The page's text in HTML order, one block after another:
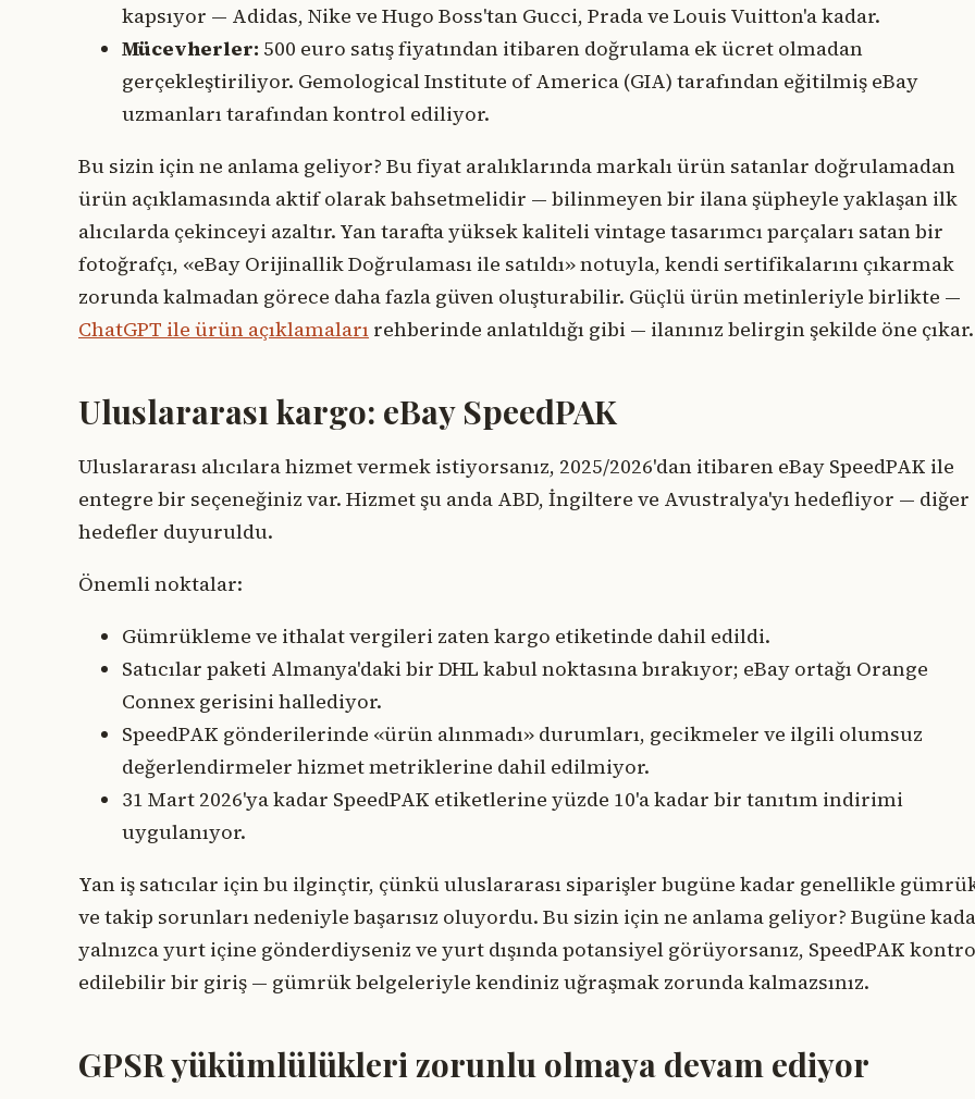
kapsıyor — Adidas, Nike ve Hugo Boss'tan Gucci, Prada ve Louis Vuitton'a kadar.
Mücevherler: 500 euro satış fiyatından itibaren doğrulama ek ücret olmadan
gerçekleştiriliyor. Gemological Institute of America (GIA) tarafından eğitilmiş eBay
uzmanları tarafından kontrol ediliyor.
Bu sizin için ne anlama geliyor? Bu fiyat aralıklarında markalı ürün satanlar doğrulamadan
ürün açıklamasında aktif olarak bahsetmelidir — bilinmeyen bir ilana şüpheyle yaklaşan ilk
alıcılarda çekinceyi azaltır. Yan tarafta yüksek kaliteli vintage tasarımcı parçaları satan bir
fotoğrafçı, «eBay Orijinallik Doğrulaması ile satıldı» notuyla, kendi sertifikalarını çıkarmak
zorunda kalmadan görece daha fazla güven oluşturabilir. Güçlü ürün metinleriyle birlikte —
ChatGPT ile ürün açıklamaları rehberinde anlatıldığı gibi — ilanınız belirgin şekilde öne çıkar.
Uluslararası kargo: eBay SpeedPAK
Uluslararası alıcılara hizmet vermek istiyorsanız, 2025/2026'dan itibaren eBay SpeedPAK ile
entegre bir seçeneğiniz var. Hizmet şu anda ABD, İngiltere ve Avustralya'yı hedefliyor — diğer
hedefler duyuruldu.
Önemli noktalar:
Gümrükleme ve ithalat vergileri zaten kargo etiketinde dahil edildi.
Satıcılar paketi Almanya'daki bir DHL kabul noktasına bırakıyor; eBay ortağı Orange
Connex gerisini hallediyor.
SpeedPAK gönderilerinde «ürün alınmadı» durumları, gecikmeler ve ilgili olumsuz
değerlendirmeler hizmet metriklerine dahil edilmiyor.
31 Mart 2026'ya kadar SpeedPAK etiketlerine yüzde 10'a kadar bir tanıtım indirimi
uygulanıyor.
Yan iş satıcılar için bu ilginçtir, çünkü uluslararası siparişler bugüne kadar genellikle
ve takip sorunları nedeniyle başarısız oluyordu. Bu sizin için ne anlama geliyor? Bugüne
yalnızca yurt içine gönderdiyseniz ve yurt dışında potansiyel görüyorsanız, SpeedPAK
edilebilir bir giriş — gümrük belgeleriyle kendiniz uğraşmak zorunda kalmazsınız.
GPSR yükümlülükleri zorunlu olmaya devam ediyor